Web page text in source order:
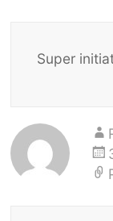
Super